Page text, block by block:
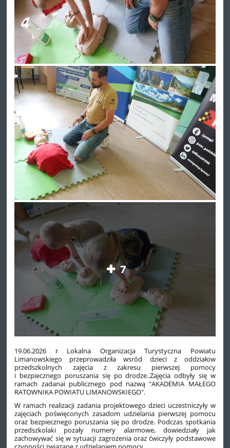
7
19.06.2026 r Lokalna Organizacja Turystyczna Powiatu
Limanowskiego przeprowadziła wsród dzieci z oddziałow
przedszkolnych zajęcia z zakresu pierwszej pomocy
i bezpiecznego poruszania się po drodze..Zajęcia odbyły się w
ramach zadanai publicznego pod nazwą "AKADEMIA MAŁEGO
RATOWNIKA POWIATU LIMANOWSKIEGO".
W ramach realizacji zadania projektowego dzieci uczestniczyły w
zajęciach poświęconych zasadom udzielania pierwszej pomocu
oraz bezpiecznego poruszania się po drodze. Podczas spotkania
przedszkolaki pozały numery alarmowe, dowiedziały jak
zachowywać się w sytuacji zagrożenia oraz ćwiczyły podstawowe